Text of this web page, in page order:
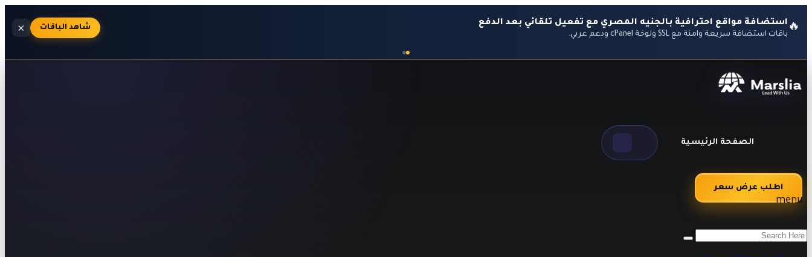
🔥 استضافة مواقع احترافية بالجنيه المصري مع تفعيل تلقائي بعد الدفع
باقات استضافة سريعة وآمنة مع SSL ولوحة cPanel ودعم عربي.
شاهد الباقات ×
الصفحة الرئيسية
اراء العملاء
اطلب عرض سعر
menu